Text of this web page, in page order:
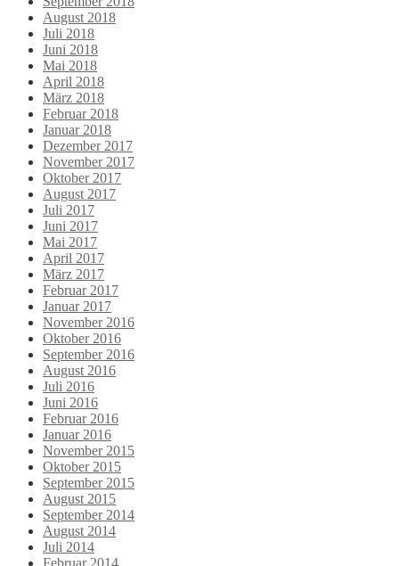
August 2018
Juli 2018
Juni 2018
Mai 2018
April 2018
März 2018
Februar 2018
Januar 2018
Dezember 2017
November 2017
Oktober 2017
August 2017
Juli 2017
Juni 2017
Mai 2017
April 2017
März 2017
Februar 2017
Januar 2017
November 2016
Oktober 2016
September 2016
August 2016
Juli 2016
Juni 2016
Februar 2016
Januar 2016
November 2015
Oktober 2015
September 2015
August 2015
September 2014
August 2014
Juli 2014
Februar 2014